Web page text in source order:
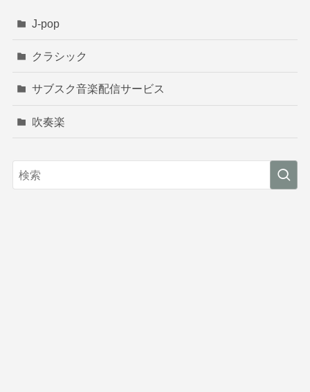
J-pop
クラシック
サブスク音楽配信サービス
吹奏楽